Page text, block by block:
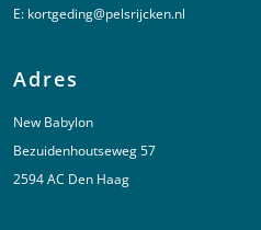
E: kortgeding@pelsrijcken.nl
Adres
New Babylon
Bezuidenhoutseweg 57
2594 AC Den Haag